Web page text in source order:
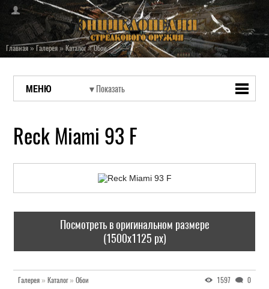
Главная»Галерея»Каталог»Обои
МЕНЮ
Reck Miami 93 F
Посмотреть в оригинальном размере
(1500x1125 px)
Галерея » Каталог» Обои 1597 0